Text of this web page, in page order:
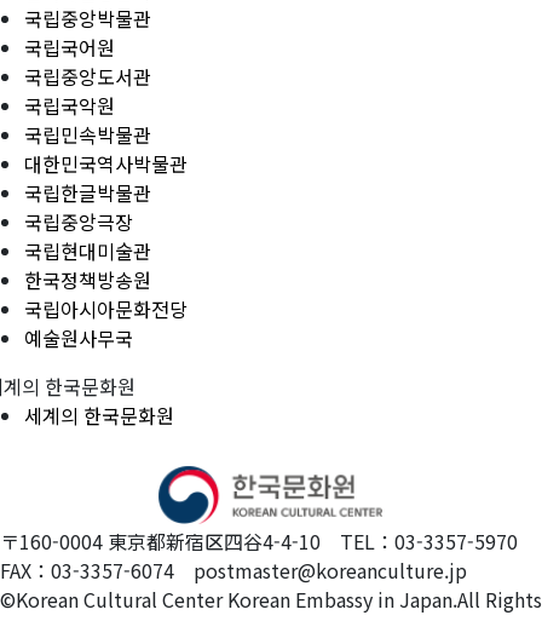
국립중앙박물관
국립국어원
국립중앙도서관
국립국악원
국립민속박물관
대한민국역사박물관
국립한글박물관
국립중앙극장
국립현대미술관
한국정책방송원
국립아시아문화전당
예술원사무국
의 한국문화원
세계의 한국문화원
〒160-0004 東京都新宿区四谷4-4-10 TEL：03-3357-5970
FAX：03-3357-6074 postmaster@koreanculture.jp
©Korean Cultural Center Korean Embassy in Japan.All Rights